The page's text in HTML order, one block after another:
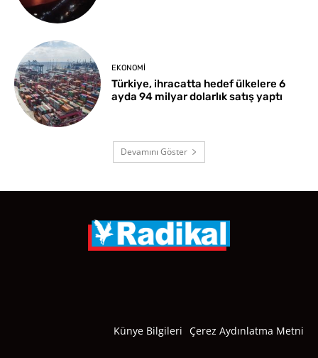
EKONOMI
Türkiye, ihracatta hedef ülkelere 6
ayda 94 milyar dolarlık satış yaptı
Devamını Göster
Künye Bilgileri Çerez Aydınlatma Metni